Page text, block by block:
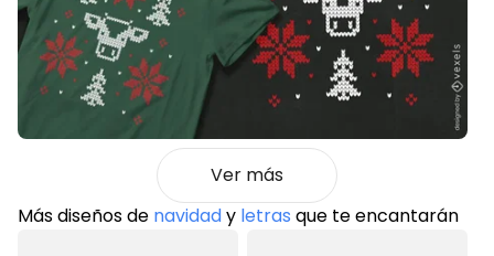
Ver más
Más diseños de navidady letras que te encantarán